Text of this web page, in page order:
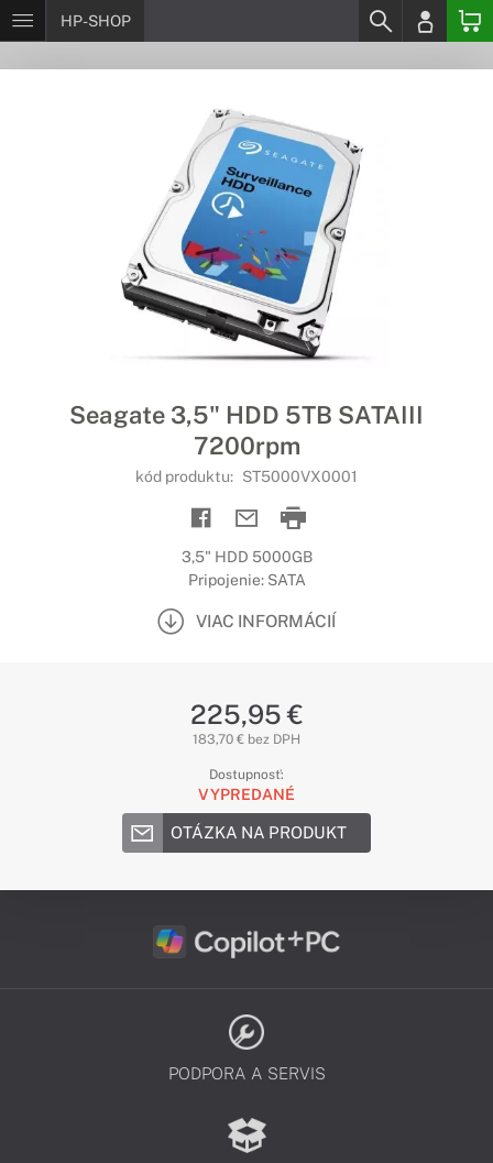
HP-SHOP
Seagate 3,5" HDD 5TB SATAIII
7200rpm
kód produktu: ST5000VX0001
3,5" HDD 5000GB
Pripojenie: SATA
VIAC INFORMÁCIÍ
225,95 €
183,70 € bez DPH
Dostupnosť:
VYPREDANÉ
OTÁZKA NA PRODUKT
PODPORA A SERVIS